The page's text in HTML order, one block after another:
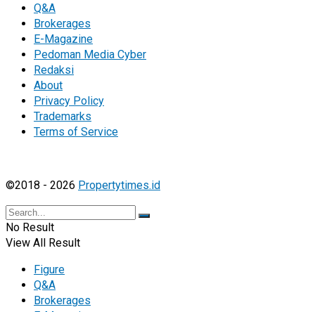
Q&A
Brokerages
E-Magazine
Pedoman Media Cyber
Redaksi
About
Privacy Policy
Trademarks
Terms of Service
©2018 - 2026 Propertytimes.id
No Result
View All Result
Figure
Q&A
Brokerages